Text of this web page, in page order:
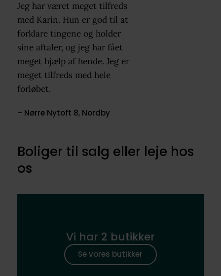
Jeg har været meget tilfreds
med Karin. Hun er god til at
forklare tingene og holder
sine aftaler, og jeg har fået
meget hjælp af hende. Jeg er
meget tilfreds med hele
forløbet.
– Nørre Nytoft 8, Nordby
Boliger til salg eller leje hos
os
Vi har 2 butikker
Se vores butikker